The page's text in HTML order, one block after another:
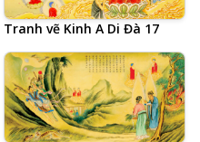
Tranh vẽ Kinh A Di Đà 17